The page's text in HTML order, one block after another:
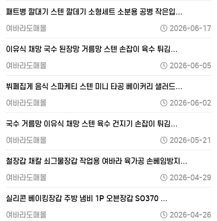
패트병 깔대기 스텐 깔데기 소형세트 소분용 공병 작은입…
여바라도매몰
2026-06-17
이유식 채망 국수 된장망 거름망 스텐 손잡이 육수 튀김…
여바라도매몰
2026-06-05
뷔페집게 음식 스파케티 스텐 미니 타공 베이커리 샐러드…
여바라도매몰
2026-06-02
국수 거름망 이유식 채망 스텐 육수 건지기 손잡이 튀김…
여바라도매몰
2026-05-21
철장갑 채칼 쇠그물장갑 작업용 여바라 육가공 손베임방지…
여바라도매몰
2026-04-29
실리콘 베이킹장갑 주방 냄비 1P 오븐장갑 SO370 …
여바라도매몰
2026-04-26